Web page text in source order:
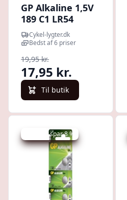
GP Alkaline 1,5V
189 C1 LR54
V10GA Knapcelle
Batteri
Cykel-lygter.dk
Bedst af 6 priser
19,95 kr.
17,95 kr.
Til butik
Udsalg - spar 8 %